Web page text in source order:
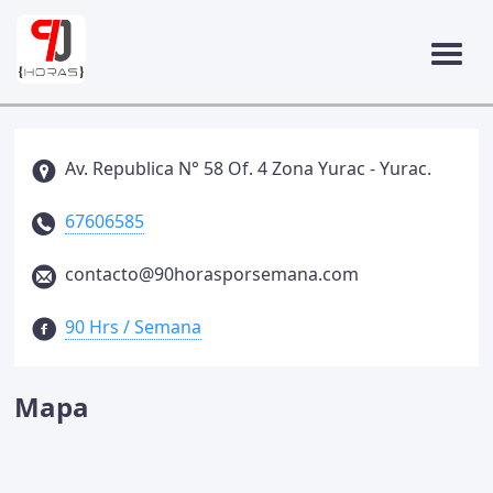
Av. Republica N° 58 Of. 4 Zona Yurac - Yurac.
67606585
contacto@90horasporsemana.com
90 Hrs / Semana
Mapa